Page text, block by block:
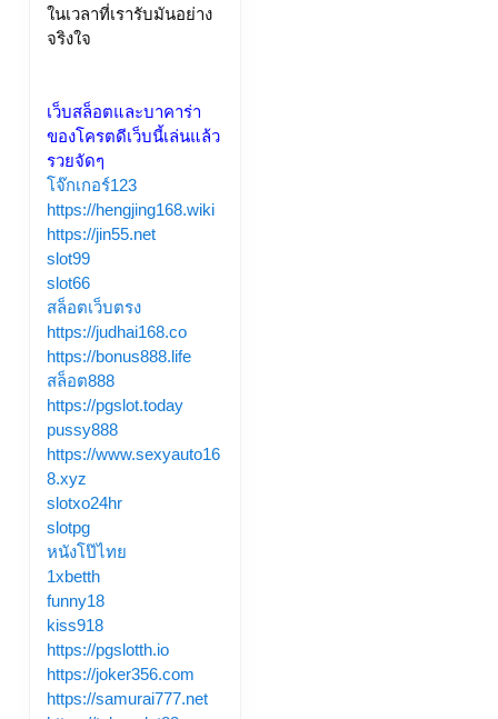
ในเวลาที่เรารับมันอย่าง
จริงใจ
เว็บสล็อตและบาคาร่า
ของโครตดีเว็บนี้เล่นแล้ว
รวยจัดๆ
โจ๊กเกอร์123
https://hengjing168.wiki
https://jin55.net
slot99
slot66
สล็อตเว็บตรง
https://judhai168.co
https://bonus888.life
สล็อต888
https://pgslot.today
pussy888
https://www.sexyauto16
8.xyz
slotxo24hr
slotpg
หนังโป๊ไทย
1xbetth
funny18
kiss918
https://pgslotth.io
https://joker356.com
https://samurai777.net